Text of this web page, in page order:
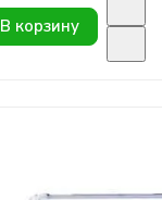
В корзину